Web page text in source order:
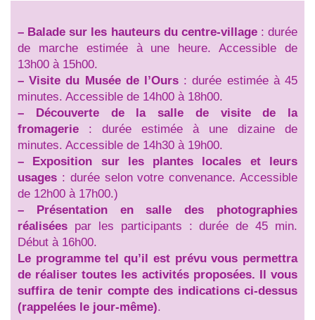
– Balade sur les hauteurs du centre-village: durée
de marche estimée à une heure. Accessible de
13h00 à 15h00.
– Visite du Musée de l’Ours : durée estimée à 45
minutes. Accessible de 14h00 à 18h00.
–
Découverte de la salle de visite de la
fromagerie : durée estimée à une dizaine de
minutes. Accessible de 14h30 à 19h00.
–
Exposition sur les plantes locales et leurs
usages : durée selon votre convenance. Accessible
de 12h00 à 17h00.)
–
Présentation en salle des photographies
réalisées par les participants : durée de 45 min.
Début à 16h00.
Le programme tel qu’il est prévu vous permettra
de réaliser toutes les activités proposées. Il vous
suffira de tenir compte des indications ci-dessus
(rappelées le jour-même).